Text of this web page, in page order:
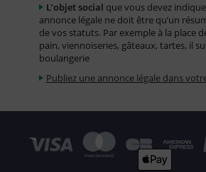
L’objet social que vous devez
annonce légale ne doit être qu’un
de vos statuts. Par exemple à la place
pain, viennoiseries, gâteaux, tartes, il
boulangerie
Publiez une annonce légale dans